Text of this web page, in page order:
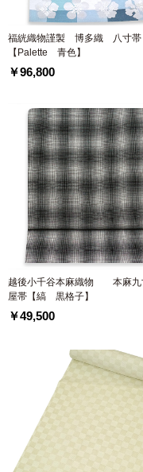
福絖織物謹製 博多織 八寸帯
【Palette 青色】
￥96,800
越後小千谷本麻織物 本麻九
屋帯【縞 黒格子】
￥49,500